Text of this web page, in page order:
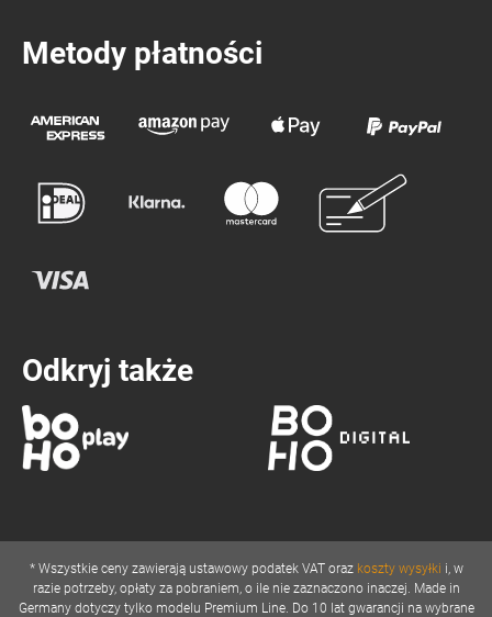
Metody płatności
Odkryj także
* Wszystkie ceny zawierają ustawowy podatek VAT oraz koszty wysyłki i, w
razie potrzeby, opłaty za pobraniem, o ile nie zaznaczono inaczej. Made in
Germany dotyczy tylko modelu Premium Line. Do 10 lat gwarancji na wybrane